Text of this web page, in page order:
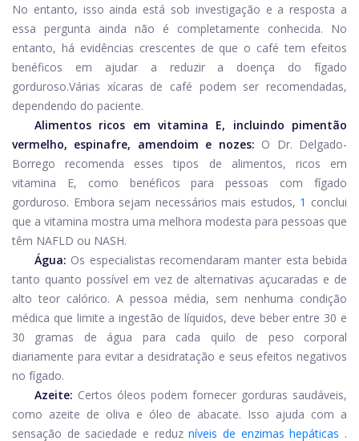
No entanto, isso ainda está sob investigação e a resposta a
essa pergunta ainda não é completamente conhecida. No
entanto, há evidências crescentes de que o café tem efeitos
benéficos em ajudar a reduzir a doença do fígado
gorduroso.Várias xícaras de café podem ser recomendadas,
dependendo do paciente.
Alimentos ricos em vitamina E, incluindo pimentão
vermelho, espinafre, amendoim e nozes: O Dr. Delgado-
Borrego recomenda esses tipos de alimentos, ricos em
vitamina E, como benéficos para pessoas com fígado
gorduroso. Embora sejam necessários mais estudos, 1 conclui
que a vitamina mostra uma melhora modesta para pessoas que
têm NAFLD ou NASH.
Água: Os especialistas recomendaram manter esta bebida
tanto quanto possível em vez de alternativas açucaradas e de
alto teor calórico. A pessoa média, sem nenhuma condição
médica que limite a ingestão de líquidos, deve beber entre 30 e
30 gramas de água para cada quilo de peso corporal
diariamente para evitar a desidratação e seus efeitos negativos
no fígado.
Azeite: Certos óleos podem fornecer gorduras saudáveis,
como azeite de oliva e óleo de abacate. Isso ajuda com a
sensação de saciedade e reduz níveis de enzimas hepáticas .